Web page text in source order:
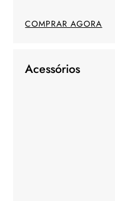
COMPRAR AGORA
Acessórios